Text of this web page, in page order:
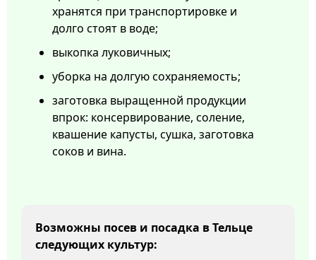
хранятся при транспортировке и
долго стоят в воде;
выкопка луковичных;
уборка на долгую сохраняемость;
заготовка выращенной продукции
впрок: консервирование, соление,
квашение капусты, сушка, заготовка
соков и вина.
Возможны посев и посадка в Тельце
следующих культур: